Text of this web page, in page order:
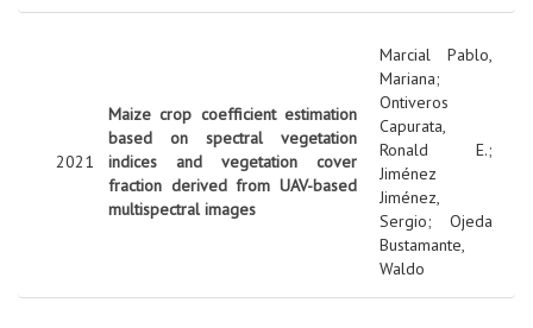
2021
Maize crop coefficient estimation
based on spectral vegetation
indices and vegetation cover
fraction derived from UAV-based
multispectral images
Marcial Pablo,
Mariana;
Ontiveros
Capurata,
Ronald E.;
Jiménez
Jiménez,
Sergio; Ojeda
Bustamante,
Waldo